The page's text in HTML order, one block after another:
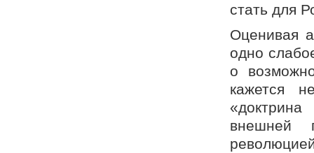
стать для
Оценивая
одно
о
кажется
внешней